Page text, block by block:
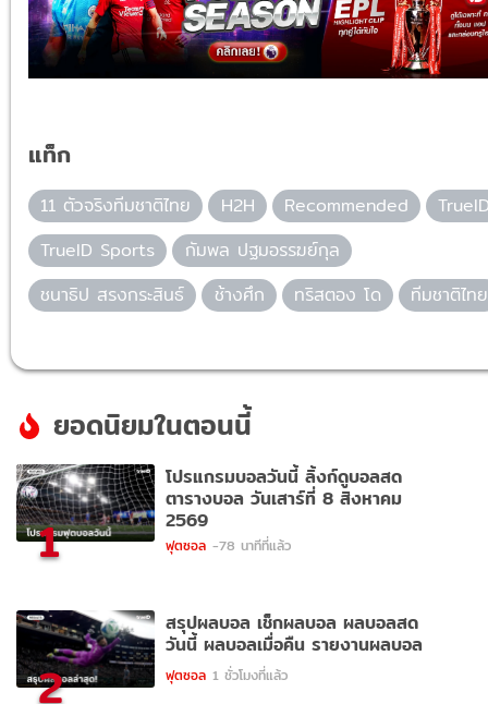
แท็ก
11 ตัวจริงทีมชาติไทย H2H Recommended
TrueID Sports
กัมพล ปฐมอรรฆย์กุล
ชนาธิป สรงกระสินธ์
ช้างศึก ทริสตอง โด ทีมชาติไทย
ยอดนิยมในตอนนี้
1
โปรแกรมบอลวันนี้ ลิ้งก์ดูบอลสด
ตารางบอล วันเสาร์ที่ 8 สิงหาคม
2569
ฟุตซอล -78 นาทีที่แล้ว
2
สรุปผลบอล เช็กผลบอล ผลบอลสด
วันนี้ ผลบอลเมื่อคืน รายงานผลบอล
ฟุตซอล 1 ชั่วโมงที่แล้ว